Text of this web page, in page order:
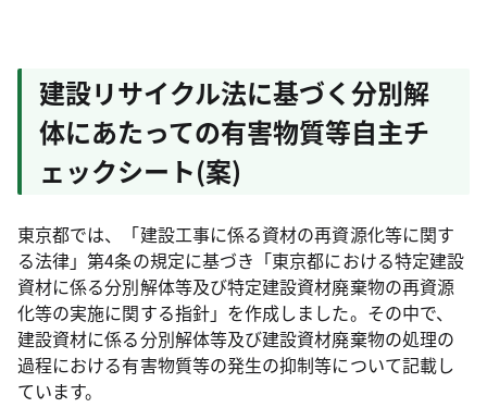
建設リサイクル法に基づく分別解
体にあたっての有害物質等自主チ
ェックシート(案)
東京都では、「建設工事に係る資材の再資源化等に関す
る法律」第4条の規定に基づき「東京都における特定建設
資材に係る分別解体等及び特定建設資材廃棄物の再資源
化等の実施に関する指針」を作成しました。その中で、
建設資材に係る分別解体等及び建設資材廃棄物の処理の
過程における有害物質等の発生の抑制等について記載し
ています。